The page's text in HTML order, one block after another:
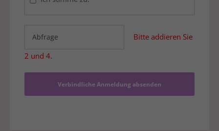
Bitte addieren Sie
2 und 4.
Verbindliche Anmeldung absenden